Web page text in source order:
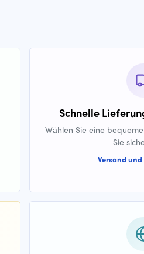
Schnelle
Wählen Sie eine
Sie
Versand